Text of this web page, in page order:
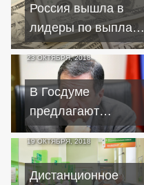
Россия вышла в
лидеры по выплате
внешних долгов
23 ОКТЯБРЯ, 2018
В Госдуме
предлагают
штрафовать
"теневиков" на всю
сумму дохода
19 ОКТЯБРЯ, 2018
Дистанционное